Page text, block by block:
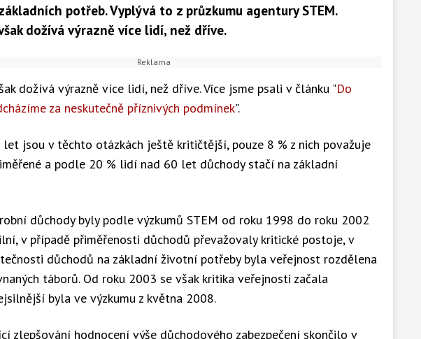
potřeb. Vyplývá to z průzkumu agentury STEM.
dožívá výrazně více lidí, než dříve.
dožívá výrazně více lidí, než dříve. Více jsme psali v článku "Do
za neskutečně příznivých podmínek".
jsou v těchto otázkách ještě kritičtější, pouze 8 % z nich považuje
a podle 20 % lidí nad 60 let důchody stačí na základní
důchody byly podle výzkumů STEM od roku 1998 do roku 2002
v případě přiměřenosti důchodů převažovaly kritické postoje, v
důchodů na základní životní potřeby byla veřejnost rozdělena
táborů. Od roku 2003 se však kritika veřejnosti začala
byla ve výzkumu z května 2008.
zlepšování hodnocení výše důchodového zabezpečení skončilo v